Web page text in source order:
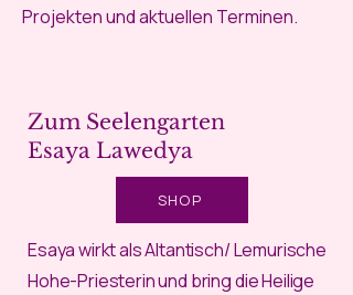
Projekten und aktuellen Terminen.
Zum Seelengarten
Esaya Lawedya
SHOP
Esaya wirkt als Altantisch/ Lemurische
Hohe-Priesterin und bring die Heilige